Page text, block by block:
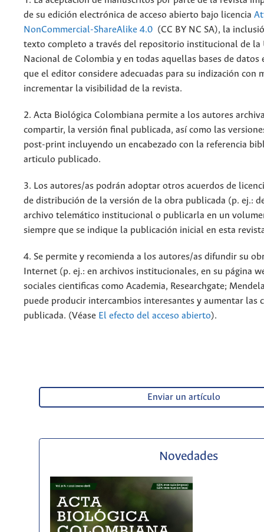
de su edición electrónica de acceso abierto bajo licencia
NonCommercial-ShareAlike 4.0 (CC BY NC SA), la
texto completo a través del repositorio institucional de la
Nacional de Colombia y en todas aquellas bases de datos
que el editor considere adecuadas para su indización con
incrementar la visibilidad de la revista.
2. Acta Biológica Colombiana permite a los autores
compartir, la versión final publicada, así como las
post-print incluyendo un encabezado con la referencia
articulo publicado.
3. Los autores/as podrán adoptar otros acuerdos de
de distribución de la versión de la obra publicada (p. ej.:
archivo telemático institucional o publicarla en un
siempre que se indique la publicación inicial en esta
4. Se permite y recomienda a los autores/as difundir su
Internet (p. ej.: en archivos institucionales, en su página
sociales cientificas como Academia, Researchgate;
puede producir intercambios interesantes y aumentar las
publicada. (Véase El efecto del acceso abierto).
Enviar un artículo
Novedades